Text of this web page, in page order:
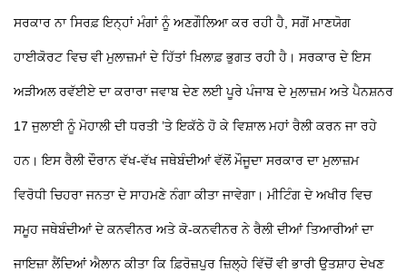
ਸਰਕਾਰ ਨਾ ਸਿਰਫ਼ ਇਨ੍ਹਾਂ ਮੰਗਾਂ ਨੂੰ ਅਣਗੌਲਿਆ ਕਰ ਰਹੀ ਹੈ, ਸਗੋਂ ਮਾਣਯੋਗ
ਹਾਈਕੋਰਟ ਵਿਚ ਵੀ ਮੁਲਾਜ਼ਮਾਂ ਦੇ ਹਿੱਤਾਂ ਖ਼ਿਲਾਫ਼ ਭੁਗਤ ਰਹੀ ਹੈ। ਸਰਕਾਰ ਦੇ ਇਸ
ਅੜੀਅਲ ਰਵੱਈਏ ਦਾ ਕਰਾਰਾ ਜਵਾਬ ਦੇਣ ਲਈ ਪੂਰੇ ਪੰਜਾਬ ਦੇ ਮੁਲਾਜ਼ਮ ਅਤੇ ਪੈਨਸ਼ਨਰ
17 ਜੁਲਾਈ ਨੂੰ ਮੋਹਾਲੀ ਦੀ ਧਰਤੀ ’ਤੇ ਇਕੱਠੇ ਹੋ ਕੇ ਵਿਸ਼ਾਲ ਮਹਾਂ ਰੈਲੀ ਕਰਨ ਜਾ ਰਹੇ
ਹਨ। ਇਸ ਰੈਲੀ ਦੌਰਾਨ ਵੱਖ-ਵੱਖ ਜਥੇਬੰਦੀਆਂ ਵੱਲੋਂ ਮੌਜੂਦਾ ਸਰਕਾਰ ਦਾ ਮੁਲਾਜ਼ਮ
ਵਿਰੋਧੀ ਚਿਹਰਾ ਜਨਤਾ ਦੇ ਸਾਹਮਣੇ ਨੰਗਾ ਕੀਤਾ ਜਾਵੇਗਾ। ਮੀਟਿੰਗ ਦੇ ਅਖੀਰ ਵਿਚ
ਸਮੂਹ ਜਥੇਬੰਦੀਆਂ ਦੇ ਕਨਵੀਨਰ ਅਤੇ ਕੋ-ਕਨਵੀਨਰ ਨੇ ਰੈਲੀ ਦੀਆਂ ਤਿਆਰੀਆਂ ਦਾ
ਜਾਇਜ਼ਾ ਲੈਂਦਿਆਂ ਐਲਾਨ ਕੀਤਾ ਕਿ ਫ਼ਿਰੋਜ਼ਪੁਰ ਜ਼ਿਲ੍ਹੇ ਵਿੱਚੋਂ ਵੀ ਭਾਰੀ ਉਤਸ਼ਾਹ ਦੇਖਣ